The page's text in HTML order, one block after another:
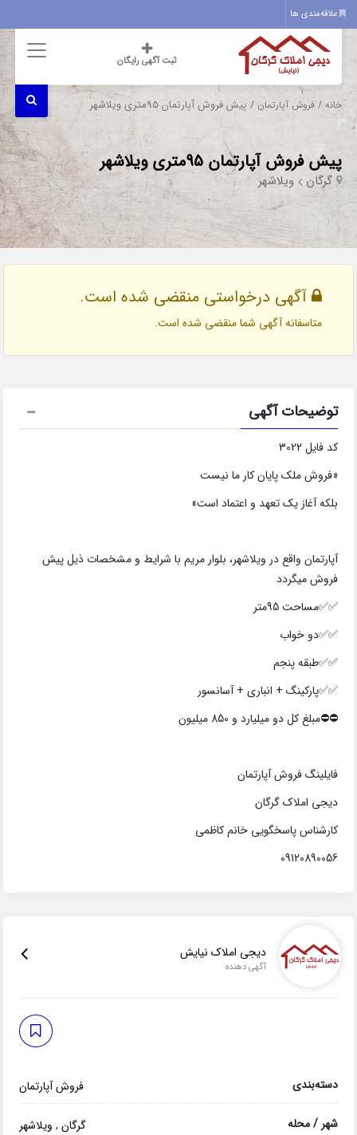
علاقه‌مندی ها
ثبت آگهی رایگان
خانه /فروش آپارتمان / پیش فروش آپارتمان 95متری ویلاشهر
پیش فروش آپارتمان 95متری ویلاشهر
گرگان ویلاشهر
آگهی درخواستی منقضی شده است.
متاسفانه آگهی شما منقضی شده است.
توضیحات آگهی
کد فایل 3022
«فروش ملک پایان کار ما نیست
بلکه آغاز یک تعهد و اعتماد است»
آپارتمان واقع در ویلاشهر، بلوار مریم با شرایط و مشخصات ذیل پیش
فروش میگردد
✅✅مساحت 95متر
✅✅دو خواب
✅✅طبقه پنجم
✅✅پارکینگ + انباری + آسانسور
⛔⛔️مبلغ کل دو میلیارد و 850 میلیون
فایلینگ فروش آپارتمان
دیجی املاک گرگان
کارشناس پاسخگویی خانم کاظمی
09120890056
دیجی املاک نیایش
آگهی دهنده
دسته‌بندی فروش آپارتمان
شهر / محله گرگان, ویلاشهر